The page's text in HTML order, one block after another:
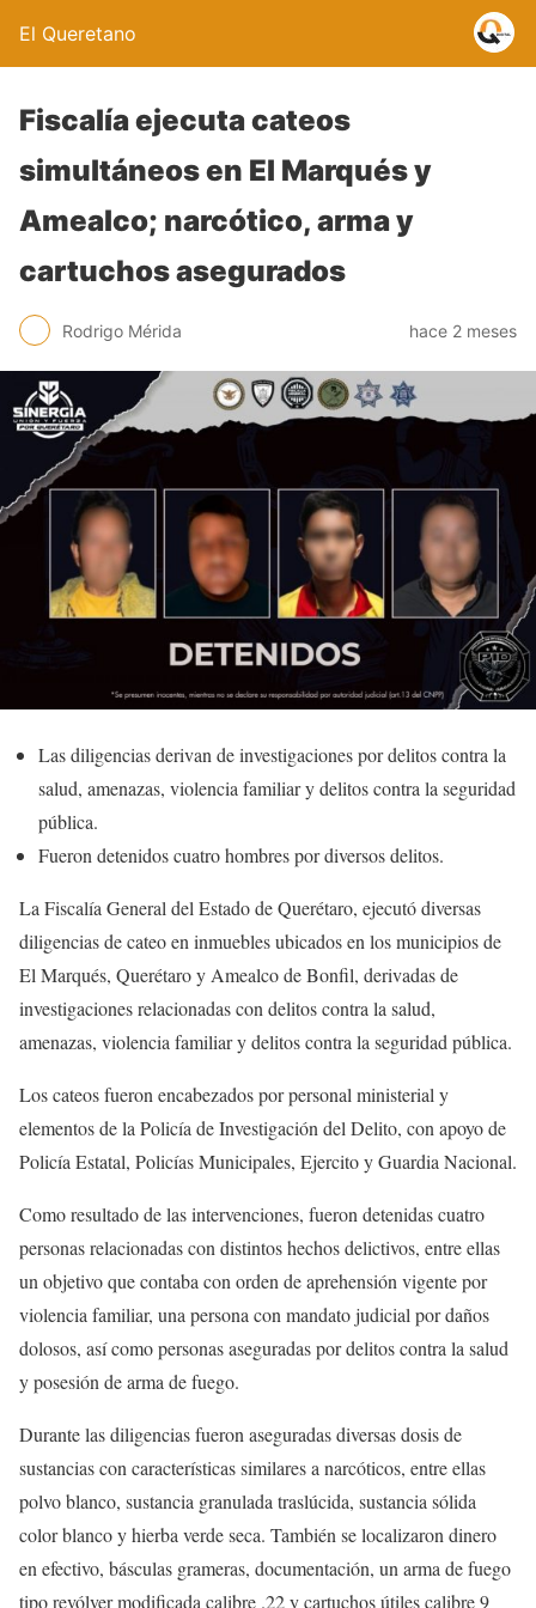
El Queretano
Fiscalía ejecuta cateos
simultáneos en El Marqués y
Amealco; narcótico, arma y
cartuchos asegurados
Rodrigo Mérida hace 2 meses
Las diligencias derivan de investigaciones por delitos contra la
salud, amenazas, violencia familiar y delitos contra la seguridad
pública.
Fueron detenidos cuatro hombres por diversos delitos.
La Fiscalía General del Estado de Querétaro, ejecutó diversas
diligencias de cateo en inmuebles ubicados en los municipios de
El Marqués, Querétaro y Amealco de Bonfil, derivadas de
investigaciones relacionadas con delitos contra la salud,
amenazas, violencia familiar y delitos contra la seguridad pública.
Los cateos fueron encabezados por personal ministerial y
elementos de la Policía de Investigación del Delito, con apoyo de
Policía Estatal, Policías Municipales, Ejercito y Guardia Nacional.
Como resultado de las intervenciones, fueron detenidas cuatro
personas relacionadas con distintos hechos delictivos, entre ellas
un objetivo que contaba con orden de aprehensión vigente por
violencia familiar, una persona con mandato judicial por daños
dolosos, así como personas aseguradas por delitos contra la salud
y posesión de arma de fuego.
Durante las diligencias fueron aseguradas diversas dosis de
sustancias con características similares a narcóticos, entre ellas
polvo blanco, sustancia granulada traslúcida, sustancia sólida
color blanco y hierba verde seca. También se localizaron dinero
en efectivo, básculas grameras, documentación, un arma de fuego
tipo revólver modificada calibre .22 y cartuchos útiles calibre 9